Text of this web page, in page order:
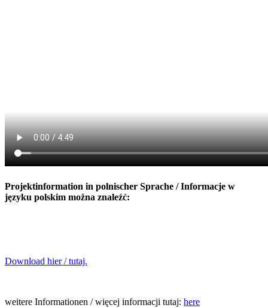
Pro­jek­t­in­for­ma­ti­on in pol­ni­scher Spra­che / In­for­mac­je w
języku pols­kim można znaleźć:
Download hier / tutaj.
weitere Informationen / więcej informacji tutaj: here